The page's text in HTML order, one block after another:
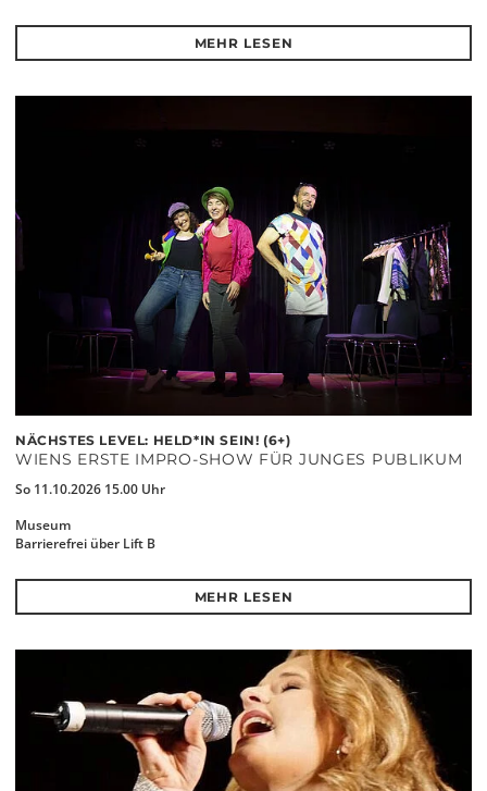
MEHR LESEN
NÄCHSTES LEVEL: HELD*IN SEIN! (6+)
WIENS ERSTE IMPRO-SHOW FÜR JUNGES PUBLIKUM
So 11.10.2026 15.00 Uhr
Museum
Barrierefrei über Lift B
MEHR LESEN